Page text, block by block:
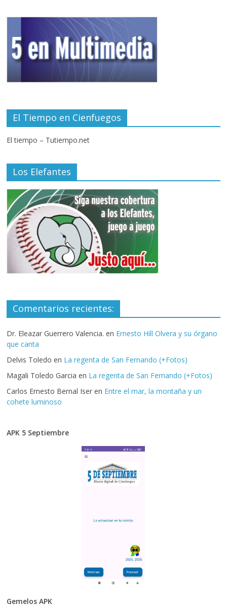
El Tiempo en Cienfuegos
El tiempo – Tutiempo.net
Los Elefantes
Comentarios recientes:
Dr. Eleazar Guerrero Valencia. en Ernesto Hill Olvera y su órgano
que canta
Delvis Toledo en La regenta de San Fernando (+Fotos)
Magali Toledo Garcia en La regenta de San Fernando (+Fotos)
Carlos Ernesto Bernal Iser en Entre el mar, la montaña y un
cohete luminoso
APK 5 Septiembre
Gemelos APK